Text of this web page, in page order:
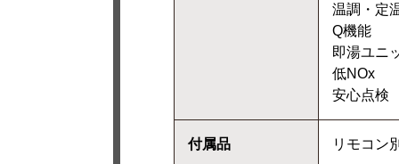
温調・定
Q機能
即湯ユニ
低NOx
安心点検
付属品 リモコン